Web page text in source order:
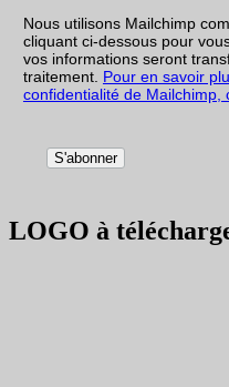
Nous utilisons Mailchimp
cliquant ci-dessous pour
vos informations seront
traitement. Pour en savoir
confidentialité de Mailchimp,
LOGO à